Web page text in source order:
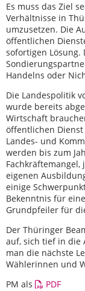
Es muss das Ziel
Verhältnisse in
umzusetzen. Die
öffentlichen
sofortigen
Handelns oder
Die Landespolitik
wurde bereits
Wirtschaft
öffentlichen Dienst
Landes- und
werden bis zum
eigenen
einige
Bekenntnis für
Grundpfeiler für
Der Thüringer
auf, sich tief in die
man die nächste
Wählerinnen und
PM als
PDF